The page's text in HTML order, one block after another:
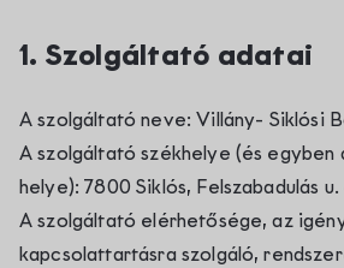
1. Szolgáltató adatai
A szolgáltató neve: Villány- Siklósi
A szolgáltató székhelye (és egyben
helye): 7800 Siklós, Felszabadulás u.
A szolgáltató elérhetősége, az
kapcsolattartásra szolgáló,
Villányi Borvidék